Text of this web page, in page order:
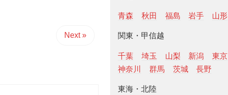
Next »
青森 秋田 福島 岩手 山形
関東・甲信越
千葉 埼玉 山梨 新潟 東京
神奈川
群馬 茨城 長野
東海・北陸